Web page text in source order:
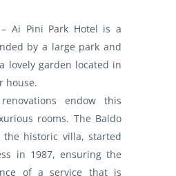
Ai Pini Park Hotel is a
by a large park and
lovely garden located in
house.
endow this
rooms. The Baldo
historic villa, started
in 1987, ensuring the
of a service that is